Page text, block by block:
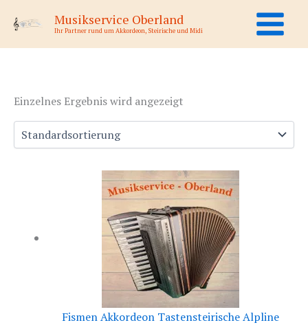
Inhalt
Musikservice Oberland
Ihr Partner rund um Akkordeon, Steirische und Midi
Einzelnes Ergebnis wird angezeigt
Fismen Akkordeon Tastensteirische Alpline